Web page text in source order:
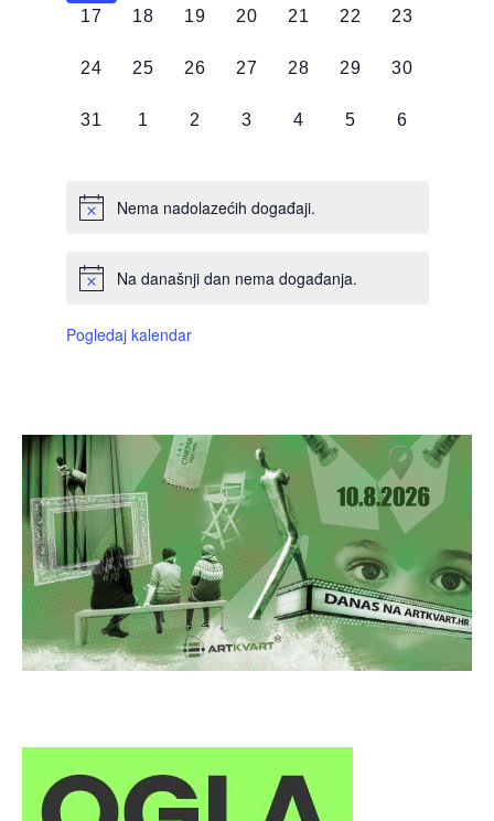
0
17
0
18
0
19
0
20
0
21
0
22
0
23
0
24
0
25
0
26
0
27
0
28
0
29
0
30
0
31
0
1
0
2
0
3
0
4
0
5
0
6
Nema nadolazećih događaji.
Na današnji dan nema događanja.
Pogledaj kalendar